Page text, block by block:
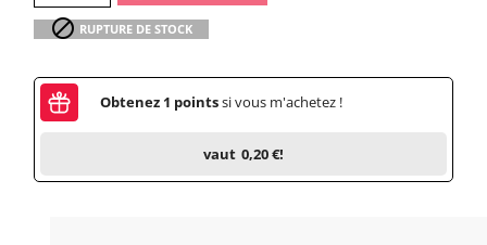
 RUPTURE DE STOCK
Obtenez 1 pointssi vous m'achetez !
vaut 0,20 €!